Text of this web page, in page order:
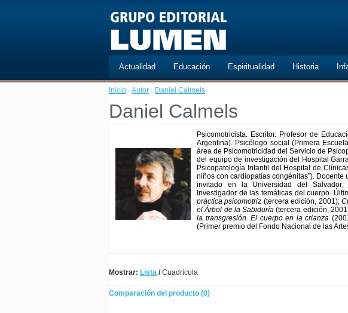
Actualidad Educación Espiritualidad Historia
Inicio · Autor · Daniel Calmels
Daniel Calmels
Psicomotricista. Escritor. Profesor de
Argentina). Psicólogo social (Primera
área de Psicomotricidad del Servicio de
del equipo de investigación del Hospital
Psicopatología Infantil del Hospital de
niños con cardiopatías congénitas”).
invitado en la Universidad del Salvador;
Investigador de las temáticas del cuerpo.
práctica psicomotriz (tercera edición, 2001);
el Árbol de la Sabiduría (tercera edición,
la transgresión. El cuerpo en la crianza
(Primer premio del Fondo Nacional de las
Mostrar: Lista /Cuadrícula
Comparación del producto (0)